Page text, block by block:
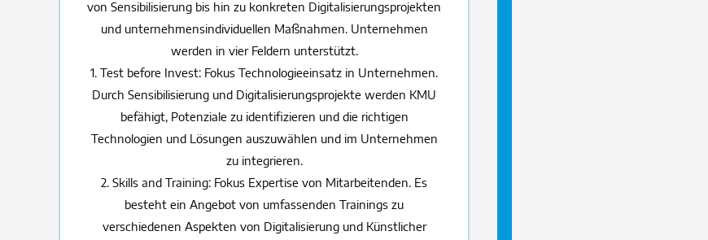
von Sensibilisierung bis hin zu konkreten Digitalisierungsprojekten
und unternehmensindividuellen Maßnahmen. Unternehmen
werden in vier Feldern unterstützt.
1. Test before Invest: Fokus Technologieeinsatz in Unternehmen.
Durch Sensibilisierung und Digitalisierungsprojekte werden KMU
befähigt, Potenziale zu identifizieren und die richtigen
Technologien und Lösungen auszuwählen und im Unternehmen
zu integrieren.
2. Skills and Training: Fokus Expertise von Mitarbeitenden. Es
besteht ein Angebot von umfassenden Trainings zu
verschiedenen Aspekten von Digitalisierung und Künstlicher